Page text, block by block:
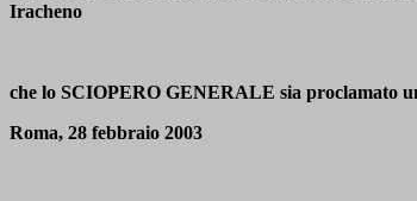
Iracheno
che lo SCIOPERO GENERALE sia proclamato
Roma, 28 febbraio 2003